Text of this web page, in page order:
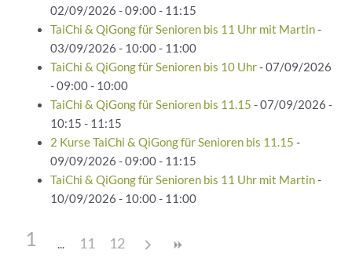
02/09/2026 - 09:00 - 11:15
TaiChi & QiGong für Senioren bis 11 Uhr mit Martin-
03/09/2026 - 10:00 - 11:00
TaiChi & QiGong für Senioren bis 10 Uhr- 07/09/2026
- 09:00 - 10:00
TaiChi & QiGong für Senioren bis 11.15 - 07/09/2026 -
10:15 - 11:15
2 Kurse TaiChi & QiGong für Senioren bis 11.15 -
09/09/2026 - 09:00 - 11:15
TaiChi & QiGong für Senioren bis 11 Uhr mit Martin-
10/09/2026 - 10:00 - 11:00
1 11 12